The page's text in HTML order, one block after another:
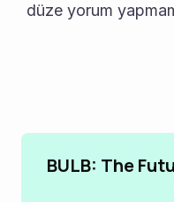
düze yorum
BULB: The